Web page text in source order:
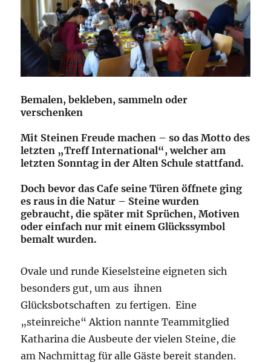
Bemalen, bekleben, sammeln oder
verschenken
Mit Steinen Freude machen – so das Motto des
letzten „Treff International“, welcher am
letzten Sonntag in der Alten Schule stattfand.
Doch bevor das Cafe seine Türen öffnete ging
es raus in die Natur – Steine wurden
gebraucht, die später mit Sprüchen, Motiven
oder einfach nur mit einem Glückssymbol
bemalt wurden.
Ovale und runde Kieselsteine eigneten sich
besonders gut, um aus ihnen
Glücksbotschaften zu fertigen. Eine
„steinreiche“ Aktion nannte Teammitglied
Katharina die Ausbeute der vielen Steine, die
am Nachmittag für alle Gäste bereit standen.